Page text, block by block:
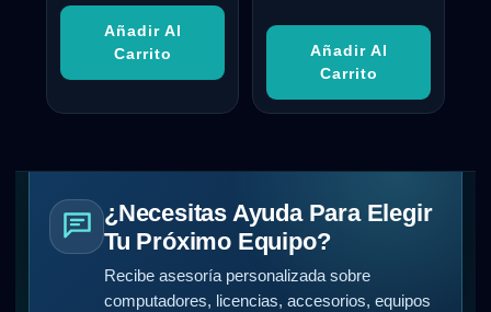
Añadir Al
Carrito
Añadir Al
Carrito
¿Necesitas Ayuda Para Elegir
Tu Próximo Equipo?
Recibe asesoría personalizada sobre
computadores, licencias, accesorios, equipos